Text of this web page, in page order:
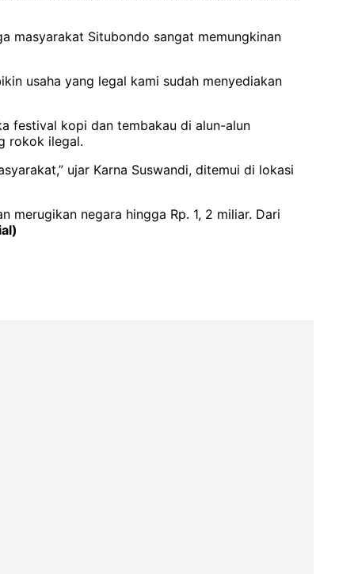
masyarakat Situbondo sangat memungkinan
usaha yang legal kami sudah menyediakan
festival kopi dan tembakau di alun-alun
rokok ilegal.
ujar Karna Suswandi, ditemui di lokasi
negara hingga Rp. 1, 2 miliar. Dari